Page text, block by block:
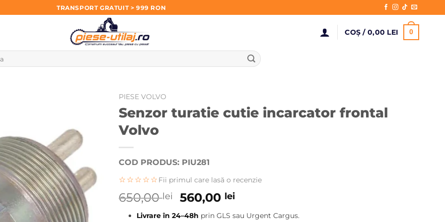
TRANSPORT GRATUIT > 999 RON
COȘ / 0,00 LEI 0
PIESE VOLVO
Senzor turatie cutie incarcator frontal
Volvo
COD PRODUS: PIU281
☆☆☆☆☆ Fii primul care lasă o recenzie
650,00lei
Prețul
560,00 leiPrețul
Livrare în 24–48h prin GLS sau Urgent Cargus.